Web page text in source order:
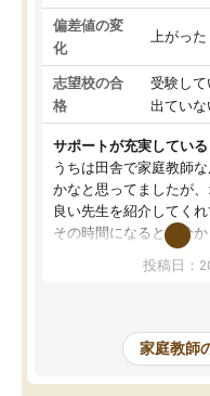
偏差値の変
化
上がった
志望校の合
格
受験し
出ていな
サポートが充実している
うちは田舎で家庭教師
かなと思ってましたが
良い先生を紹介してく
その時間になると自分
を開いてzoomを繋げる
た！5科目なんでもOK
めて1年ほどだった今で
科目が増えてきました
であるので無料の週末
投稿日：
家庭教師